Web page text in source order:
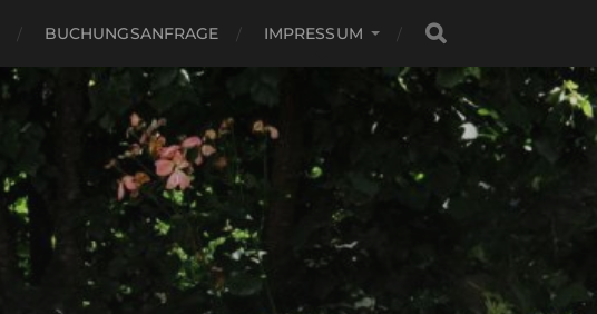
BUCHUNGSANFRAGE IMPRESSUM